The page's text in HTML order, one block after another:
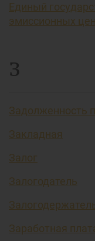
Единый
эмиссионных
З
Задолженность
Закладная
Залог
Залогодатель
Заработная